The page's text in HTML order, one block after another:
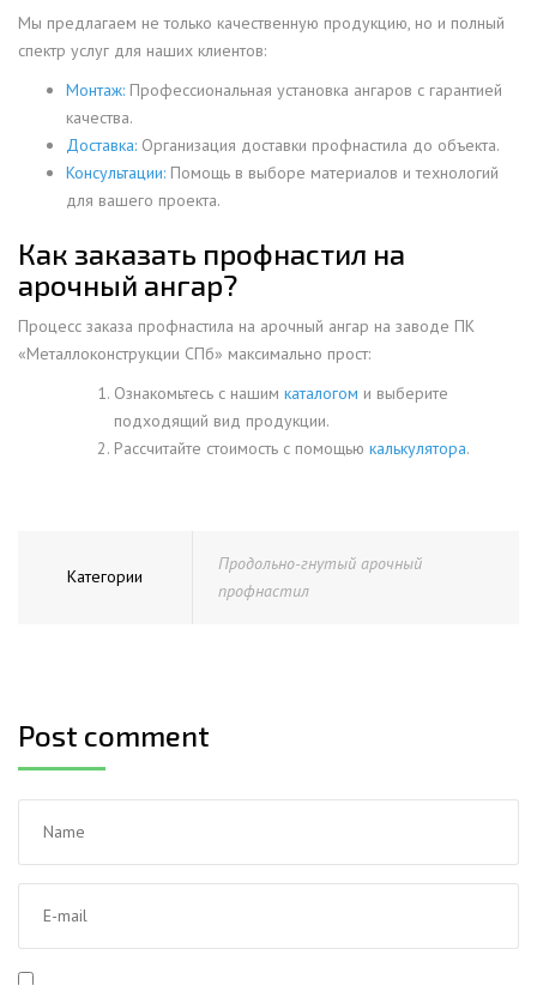
Мы предлагаем не только качественную продукцию, но и полный
спектр услуг для наших клиентов:
Монтаж: Профессиональная установка ангаров с гарантией
качества.
Доставка: Организация доставки профнастила до объекта.
Консультации: Помощь в выборе материалов и технологий
для вашего проекта.
Как заказать профнастил на
арочный ангар?
Процесс заказа профнастила на арочный ангар на заводе ПК
«Металлоконструкции СПб» максимально прост:
Ознакомьтесь с нашим каталогом и выберите
подходящий вид продукции.
Рассчитайте стоимость с помощью калькулятора.
Категории
Продольно-гнутый арочный
профнастил
Post comment